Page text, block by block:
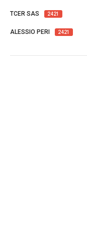
TCER SAS 2421
ALESSIO PERI 2421